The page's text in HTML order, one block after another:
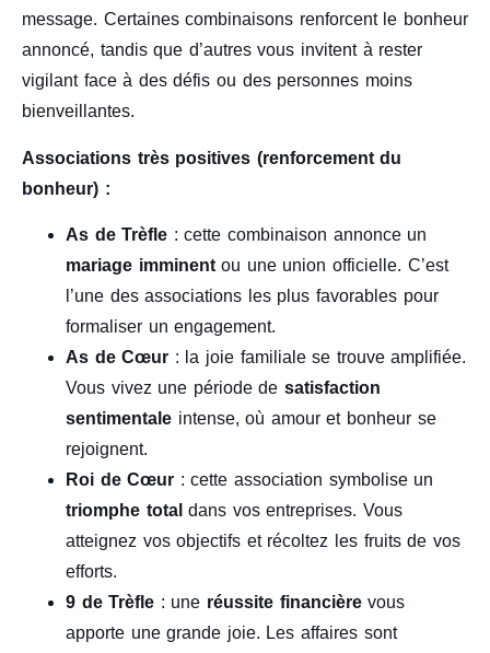
message. Certaines combinaisons renforcent le bonheur
annoncé, tandis que d’autres vous invitent à rester
vigilant face à des défis ou des personnes moins
bienveillantes.
Associations très positives (renforcement du
bonheur) :
As de Trèfle : cette combinaison annonce un
mariage imminentou une union officielle. C’est
l’une des associations les plus favorables pour
formaliser un engagement.
As de Cœur : la joie familiale se trouve amplifiée.
Vous vivez une période de satisfaction
sentimentale intense, où amour et bonheur se
rejoignent.
Roi de Cœur : cette association symbolise un
triomphe total dans vos entreprises. Vous
atteignez vos objectifs et récoltez les fruits de vos
efforts.
9 de Trèfle : une réussite financièrevous
apporte une grande joie. Les affaires sont